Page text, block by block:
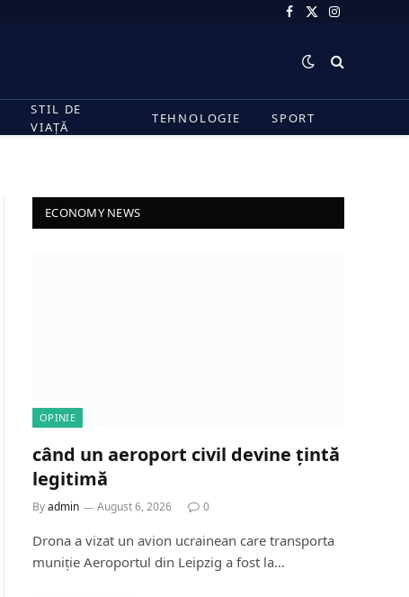
Facebook
X
Instagram
STIL DE
VIAȚĂ
TEHNOLOGIE SPORT
ECONOMY NEWS
OPINIE
când un aeroport civil devine țintă
legitimă
Byadmin August 6, 2026 0
Drona a vizat un avion ucrainean care transporta
muniție Aeroportul din Leipzig a fost la…